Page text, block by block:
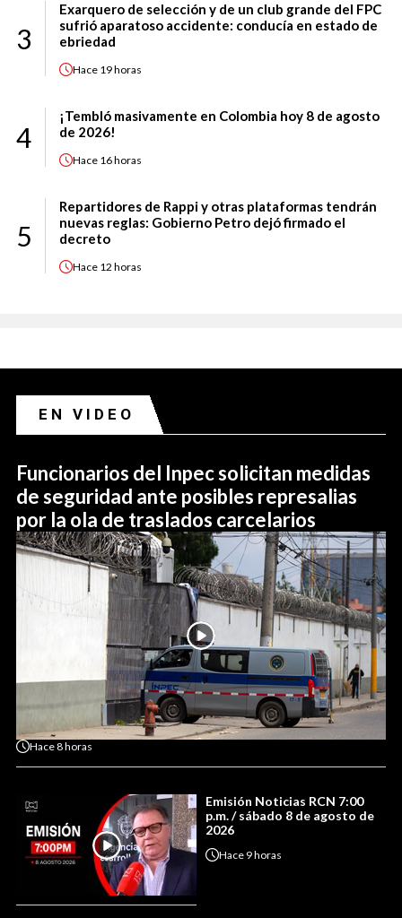
3
Exarquero de selección y de un club grande del FPC
sufrió aparatoso accidente: conducía en estado de
ebriedad
Hace 19 horas
4
¡Tembló masivamente en Colombia hoy 8 de agosto
de 2026!
Hace 16 horas
5
Repartidores de Rappi y otras plataformas tendrán
nuevas reglas: Gobierno Petro dejó firmado el
decreto
Hace 12 horas
EN VIDEO
Funcionarios del Inpec solicitan medidas
de seguridad ante posibles represalias
por la ola de traslados carcelarios
Hace8 horas
Emisión Noticias RCN 7:00
p.m. / sábado 8 de agosto de
2026
Hace 9 horas